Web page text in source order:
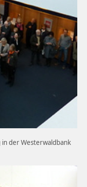
in der Westerwaldbank